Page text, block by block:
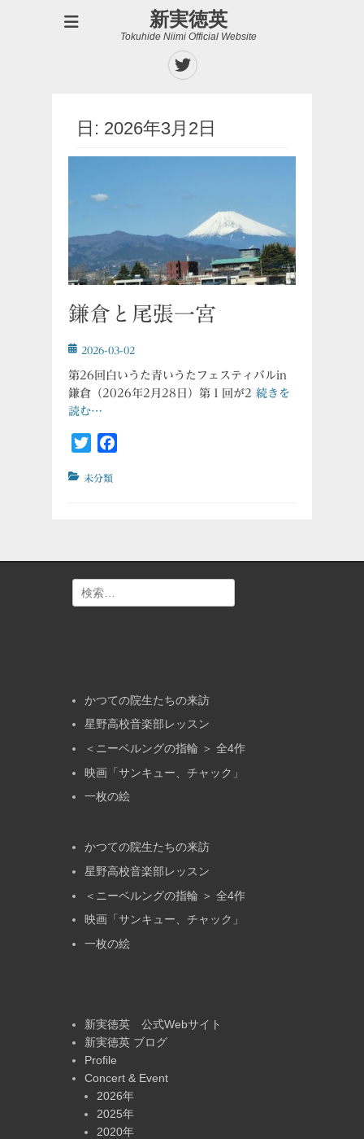
新実徳英
Tokuhide Niimi Official Website
Twitter
日: 2026年3月2日
鎌倉と尾張一宮
投
日
2026-03-02
第26回白いうた青いうたフェスティバルin
鎌倉（2026年2月28日）第１回が2 続きを
読む…
Twitter
カ
未分類
索:
かつての院生たちの来訪
星野高校音楽部レッスン
＜ニーベルングの指輪 ＞ 全4作
映画「サンキュー、チャック」
一枚の絵
かつての院生たちの来訪
星野高校音楽部レッスン
＜ニーベルングの指輪 ＞ 全4作
映画「サンキュー、チャック」
一枚の絵
新実徳英 公式Webサイト
新実徳英 ブログ
Profile
Concert & Event
2026年
2025年
2020年